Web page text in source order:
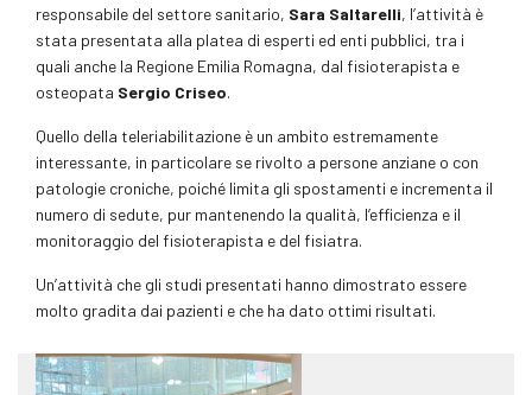
responsabile del settore sanitario, Sara Saltarelli, l’attività è
stata presentata alla platea di esperti ed enti pubblici, tra i
quali anche la Regione Emilia Romagna, dal fisioterapista e
osteopata Sergio Criseo.
Quello della teleriabilitazione è un ambito estremamente
interessante, in particolare se rivolto a persone anziane o con
patologie croniche, poiché limita gli spostamenti e incrementa il
numero di sedute, pur mantenendo la qualità, l’efficienza e il
monitoraggio del fisioterapista e del fisiatra.
Un’attività che gli studi presentati hanno dimostrato essere
molto gradita dai pazienti e che ha dato ottimi risultati.